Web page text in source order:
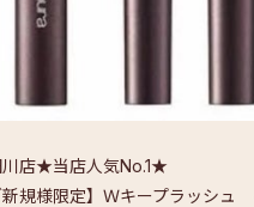
川店★当店人気No.1★
新規様限定】Ｗキープラッシ